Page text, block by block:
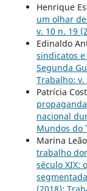
Henrique
um olhar
v. 10 n. 19
Edinaldo
sindicatos
Segunda
Trabalho: v.
Patrícia
nacional
Mundos do
Marina
trabalho
século XIX:
segmentada
(2018):